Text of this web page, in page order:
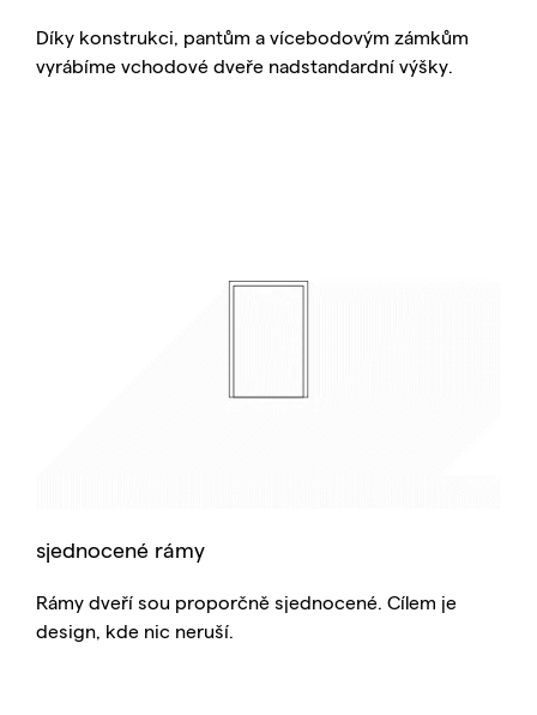
Díky konstrukci, pantům a vícebodovým zámkům
vyrábíme vchodové dveře nadstandardní výšky.
sjednocené rámy
Rámy dveří sou proporčně sjednocené. Cílem je
design, kde nic neruší.